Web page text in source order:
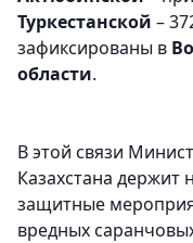
Туркестанской –
зафиксированы в
области.
В этой связи
Казахстана держит
защитные
вредных